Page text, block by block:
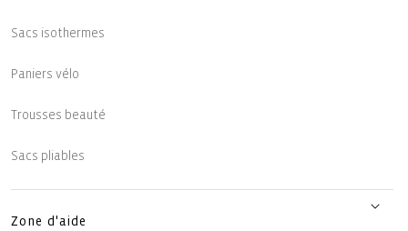
Sacs isothermes
Paniers vélo
Trousses beauté
Sacs pliables
Zone d'aide